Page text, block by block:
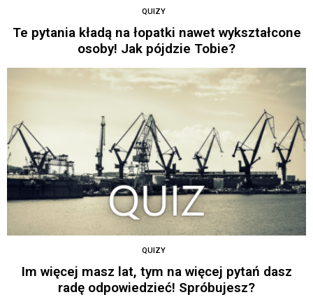
QUIZY
Te pytania kładą na łopatki nawet wykształcone
osoby! Jak pójdzie Tobie?
QUIZY
Im więcej masz lat, tym na więcej pytań dasz
radę odpowiedzieć! Spróbujesz?